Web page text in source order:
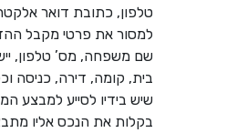
טלפון, כתובת דואר
למסור את פרטי מקבל
שם משפחה, מס’ טלפון,
בית, קומה, דירה, כניסה
שיש בידיו לסייע למבצע
בקלות את הנכס אליו